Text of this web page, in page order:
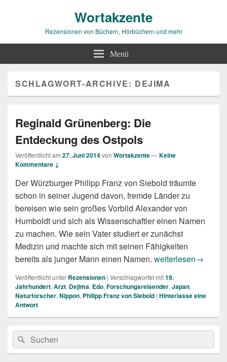
Wortakzente
Rezensionen von Büchern, Hörbüchern und mehr
Menü
SCHLAGWORT-ARCHIVE: DEJIMA
Reginald Grünenberg: Die
Entdeckung des Ostpols
Veröffentlicht am 27. Juni 2014von Wortakzente—Keine
Kommentare ↓
Der Würzburger Philipp Franz von Siebold träumte
schon in seiner Jugend davon, fremde Länder zu
bereisen wie sein großes Vorbild Alexander von
Humboldt und sich als Wissenschaftler einen Namen
zu machen. Wie sein Vater studiert er zunächst
Medizin und machte sich mit seinen Fähigkeiten
bereits als junger Mann einen Namen. Reginald
weiterlesen→
Veröffentlicht unter Rezensionen | Verschlagwortet mit19.
Jahrhundert, Arzt, Dejima, Edo, Forschungsreisender, Japan,
Naturforscher, Nippon, Philipp Franz von Siebold | Hinterlasse eine
Antwort
Primärer
Seitenleisten
Widget-
Bereich
Suche
nach:
Suchen